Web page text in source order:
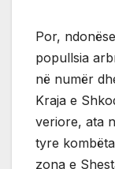
Por,
popullsia
në numër
Kraja e
veriore, ata
tyre
zona e